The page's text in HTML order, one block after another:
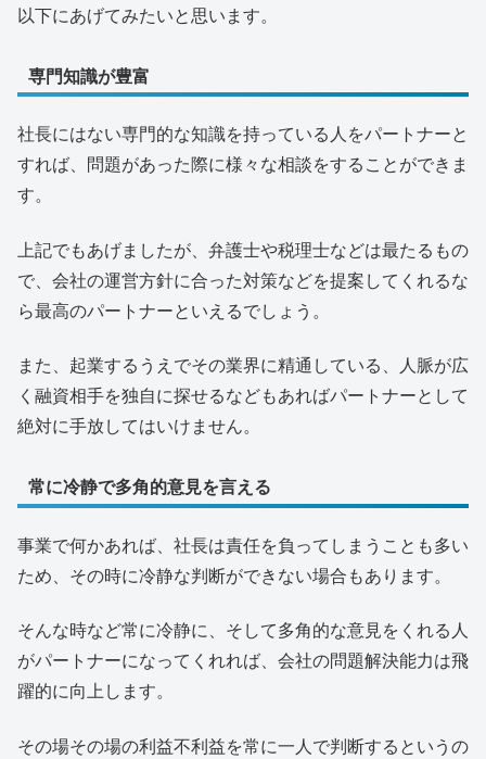
以下にあげてみたいと思います。
専門知識が豊富
社長にはない専門的な知識を持っている人をパートナーと
すれば、問題があった際に様々な相談をすることができま
す。
上記でもあげましたが、弁護士や税理士などは最たるもの
で、会社の運営方針に合った対策などを提案してくれるな
ら最高のパートナーといえるでしょう。
また、起業するうえでその業界に精通している、人脈が広
く融資相手を独自に探せるなどもあればパートナーとして
絶対に手放してはいけません。
常に冷静で多角的意見を言える
事業で何かあれば、社長は責任を負ってしまうことも多い
ため、その時に冷静な判断ができない場合もあります。
そんな時など常に冷静に、そして多角的な意見をくれる人
がパートナーになってくれれば、会社の問題解決能力は飛
躍的に向上します。
その場その場の利益不利益を常に一人で判断するというの